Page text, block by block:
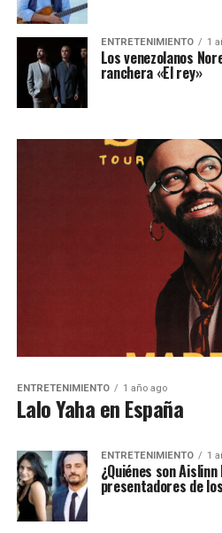
ENTRETENIMIENTO 1
Los venezolanos
ranchera «El rey»
ENTRETENIMIENTO 1 año ago
Lalo Yaha en España
ENTRETENIMIENTO 1
¿Quiénes son
presentadores de